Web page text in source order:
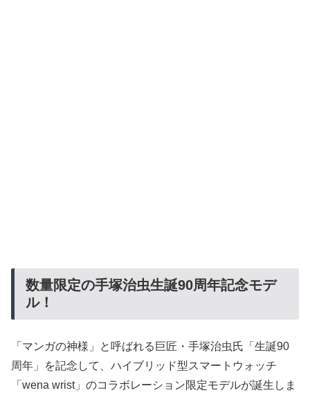
数量限定の手塚治虫生誕90周年記念モデ
ル！
「マンガの神様」と呼ばれる巨匠・手塚治虫氏「生誕90
周年」を記念して、ハイブリッド型スマートウォッチ
「wena wrist」のコラボレーション限定モデルが誕生しま